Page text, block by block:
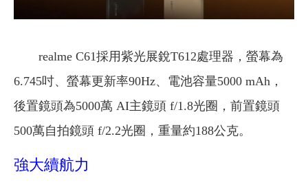
realme C61採用紫光展銳T612處理器，螢幕為
6.745吋、螢幕更新率90Hz、電池容量5000 mAh，
後置鏡頭為5000萬 AI主鏡頭 f/1.8光圈，前置鏡頭
500萬自拍鏡頭 f/2.2光圈，重量約188公克。
強大續航力